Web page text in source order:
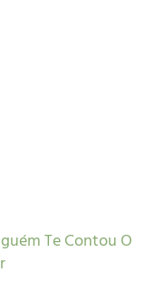
Te Contou O